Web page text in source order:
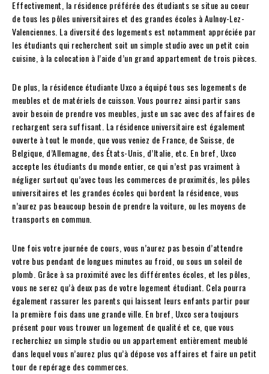
Effectivement, la résidence préférée des étudiants se situe au coeur
de tous les pôles universitaires et des grandes écoles à Aulnoy-Lez-
Valenciennes. La diversité des logements est notamment appréciée par
les étudiants qui recherchent soit un simple studio avec un petit coin
cuisine, à la colocation à l’aide d’un grand appartement de trois pièces.
De plus, la résidence étudiante Uxco a équipé tous ses logements de
meubles et de matériels de cuisson. Vous pourrez ainsi partir sans
avoir besoin de prendre vos meubles, juste un sac avec des affaires de
rechargent sera suffisant. La résidence universitaire est également
ouverte à tout le monde, que vous veniez de France, de Suisse, de
Belgique, d’Allemagne, des États-Unis, d’Italie, etc. En bref, Uxco
accepte les étudiants du monde entier, ce qui n’est pas vraiment à
négliger surtout qu’avec tous les commerces de proximités, les pôles
universitaires et les grandes écoles qui bordent la résidence, vous
n’aurez pas beaucoup besoin de prendre la voiture, ou les moyens de
transports en commun.
Une fois votre journée de cours, vous n’aurez pas besoin d’attendre
votre bus pendant de longues minutes au froid, ou sous un soleil de
plomb. Grâce à sa proximité avec les différentes écoles, et les pôles,
vous ne serez qu’à deux pas de votre logement étudiant. Cela pourra
également rassurer les parents qui laissent leurs enfants partir pour
la première fois dans une grande ville. En bref, Uxco sera toujours
présent pour vous trouver un logement de qualité et ce, que vous
recherchiez un simple studio ou un appartement entièrement meublé
dans lequel vous n’aurez plus qu’à dépose vos affaires et faire un petit
tour de repérage des commerces.